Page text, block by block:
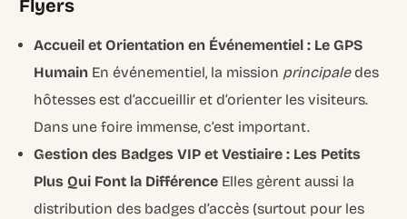
Flyers
Accueil et Orientation en Événementiel : Le GPS
Humain En événementiel, la mission principaledes
hôtesses est d’accueillir et d’orienter les visiteurs.
Dans une foire immense, c’est important.
Gestion des Badges VIP et Vestiaire : Les Petits
Plus Qui Font la Différence Elles gèrent aussi la
distribution des badges d’accès (surtout pour les